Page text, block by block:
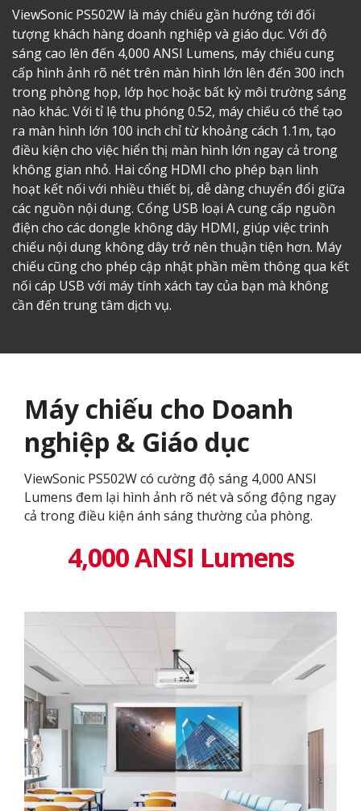
ViewSonic PS502W là máy chiếu gần hướng tới đối
tượng khách hàng doanh nghiệp và giáo dục. Với độ
sáng cao lên đến 4,000 ANSI Lumens, máy chiếu cung
cấp hình ảnh rõ nét trên màn hình lớn lên đến 300 inch
trong phòng họp, lớp học hoặc bất kỳ môi trường sáng
nào khác. Với tỉ lệ thu phóng 0.52, máy chiếu có thể tạo
ra màn hình lớn 100 inch chỉ từ khoảng cách 1.1m, tạo
điều kiện cho việc hiển thị màn hình lớn ngay cả trong
không gian nhỏ. Hai cổng HDMI cho phép bạn linh
hoạt kết nối với nhiều thiết bị, dễ dàng chuyển đổi giữa
các nguồn nội dung. Cổng USB loại A cung cấp nguồn
điện cho các dongle không dây HDMI, giúp việc trình
chiếu nội dung không dây trở nên thuận tiện hơn. Máy
chiếu cũng cho phép cập nhật phần mềm thông qua kết
nối cáp USB với máy tính xách tay của bạn mà không
cần đến trung tâm dịch vụ.
Máy chiếu cho Doanh
nghiệp & Giáo dục
ViewSonic PS502W có cường độ sáng 4,000 ANSI
Lumens đem lại hình ảnh rõ nét và sống động ngay
cả trong điều kiện ánh sáng thường của phòng.
4,000 ANSI Lumens